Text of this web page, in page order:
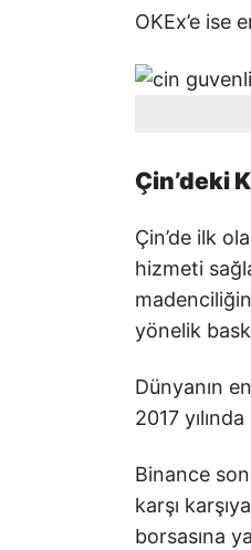
OKEx’e ise
Çin’deki
Çin’de ilk
hizmeti
yönelik
Dünyanın
2017
Binance
karşı
borsasına